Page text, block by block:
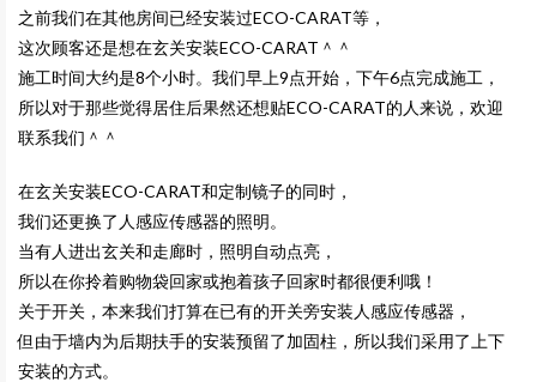
之前我们在其他房间已经安装过ECO-CARAT等，
这次顾客还是想在玄关安装ECO-CARAT＾＾
施工时间大约是8个小时。我们早上9点开始，下午6点完成施工，
所以对于那些觉得居住后果然还想贴ECO-CARAT的人来说，欢迎
联系我们＾＾
在玄关安装ECO-CARAT和定制镜子的同时，
我们还更换了人感应传感器的照明。
当有人进出玄关和走廊时，照明自动点亮，
所以在你拎着购物袋回家或抱着孩子回家时都很便利哦！
关于开关，本来我们打算在已有的开关旁安装人感应传感器，
但由于墙内为后期扶手的安装预留了加固柱，所以我们采用了上下
安装的方式。